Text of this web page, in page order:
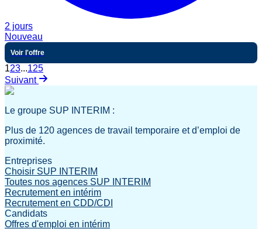
2 jours
Nouveau
Voir l'offre
123...125
Suivant
Le groupe SUP INTERIM :
Plus de 120 agences de travail temporaire et d’emploi de
proximité.
Entreprises
Choisir SUP INTERIM
Toutes nos agences SUP INTERIM
Recrutement en intérim
Recrutement en CDD/CDI
Candidats
Offres d'emploi en intérim